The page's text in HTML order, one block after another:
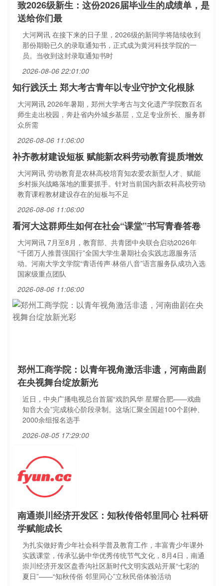
致2026级新生：这份2026届毕业生的成绩单，是
送给你们最
大河网讯 在接下来的日子里，2026级的新同学将陆续收到
那份期盼已久的录取通知书，正式成为黄河科技学院的一
员。当收到这封录取通知书时
2026-08-06 22:01:00
知行践沃土 郑大考古青年以专业守护文化根脉
大河网讯 2026年暑期，郑州大学考古与文化遗产学院数百名
师生走出校园，奔赴省内外城乡基层，立足专业所长、服务群
众所需
2026-08-06 11:06:00
补齐教材建设短板 赋能新农科劳动教育提质增效
大河网讯 劳动教育是农林高校培育知农爱农新型人才、赋能
乡村振兴战略落地的重要抓手。针对当前国内新农科高校劳动
教育课程教材建设存在的短板与不足
2026-08-06 11:06:00
看河大这群师生如何在社会“课堂”书写青春答卷
大河网讯 7月至8月，教育部、共青团中央联合启动2026年
“千团万人推普强国行”全国大学生暑期社会实践志愿服务活
动。河南大学文学院“青语传声·林俗八音”语言服务队成功入选
国家级重点团队
2026-08-06 11:06:00
郑州工商学院：以青年视角激活非遗，河南曲剧
在央视舞台绽放新光
近日，中央广播电视总台首届“戏韵风华 星耀合肥——戏曲
知音大会”完成核心阶段录制。这场汇聚全国超100个剧种、
2000余组报名选手
2026-08-05 17:29:00
南通崇川经济开发区：知秋传俗邻里同心 社科研
学赋能成长
为扎实做好青少年社会科学普及教育工作，丰富青少年课外
实践课堂，传承弘扬中华优秀传统节气文化，8月4日，南通
崇川经济开发区盘香沟社区新时代文明实践站开展“七彩的
夏日”——“知秋传俗 邻里同心”立秋民俗体验活动